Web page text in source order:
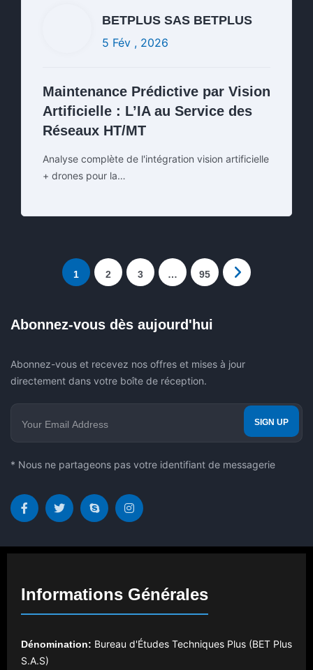
BETPLUS SAS BETPLUS
5 Fév , 2026
Maintenance Prédictive par Vision
Artificielle : L’IA au Service des
Réseaux HT/MT
Analyse complète de l'intégration vision artificielle
+ drones pour la…
1 2 3 … 95
Abonnez-vous dès aujourd'hui
Abonnez-vous et recevez nos offres et mises à jour
directement dans votre boîte de réception.
* Nous ne partageons pas votre identifiant de messagerie
Informations Générales
Dénomination: Bureau d'Études Techniques Plus (BET Plus
S.A.S)